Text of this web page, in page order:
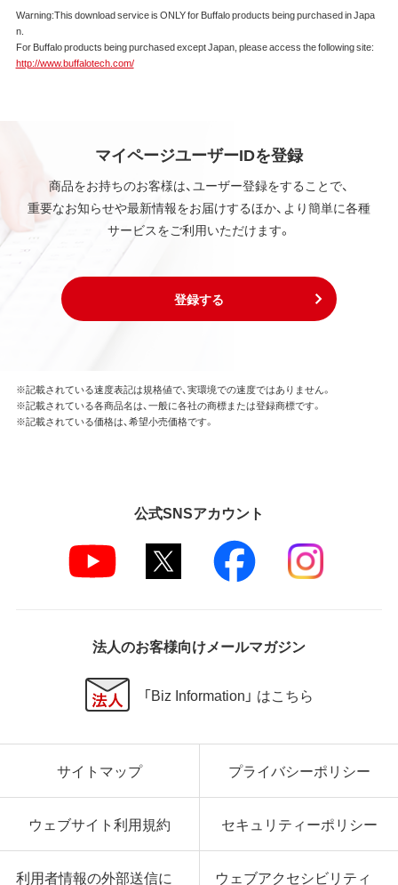
本ソフトウェアは、著作権法その他の無体財産権に関
本ソフトウェアは、本契約に規定される条件のもとで
使用許諾するものであり、販売されるものではなく、
削除してはならないものとします。
第3条 使用制限
本ソフトウェアの用途は、購入商品またはその添付ソ
フトウェアとともに使用することのみとします。
り、逆アセンブル、逆コンパイル、リバースエンジニア
リング、その他の修正を本ソフトウェアに加えること
はできません。
第4条 保証
弊社は、データの消失、業務の中断、逸失利益、精神的
損害等を含め、本ソフトウェアの使用または使用不能
に起因する直接的、間接的、特別、偶発的、結果的、そ
の他いかなる損害にも、一切の責任を負いません。
本契約の締結により、お客様は下記事項に同意するも
のとします。
る可能性があることを認識の上、本ソフトウェアを輸
出または再輸出する場合は、上記の輸出管理関連法規
続きを行うこと。
お客様が現時点で外国為替及び外国貿易法および米
国輸出管理関連法規等により本ソフトウェアのダウ
Warning:This download service is ONLY for Buffalo products being purchased in Japa
n.
For Buffalo products being purchased except Japan, please access the following site:
http://www.buffalotech.com/
マイページユーザーIDを登録
商品をお持ちのお客様は、ユーザー登録をすることで、
重要なお知らせや最新情報をお届けするほか、より簡単に各種
サービスをご利用いただけます。
登録する
※記載されている速度表記は規格値で、実環境での速度ではありません。
※記載されている各商品名は、一般に各社の商標または登録商標です。
※記載されている価格は、希望小売価格です。
公式SNSアカウント
法人のお客様向けメールマガジン
「Biz Information」 はこちら
サイトマップ プライバシーポリシー
ウェブサイト利用規約 セキュリティーポリシー
利用者情報の外部送信に ウェブアクセシビリティ